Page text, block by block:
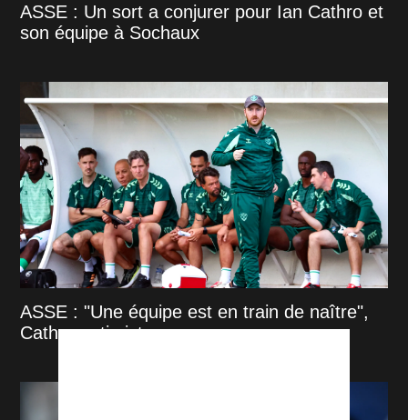
ASSE : Un sort a conjurer pour Ian Cathro et
son équipe à Sochaux
ASSE : "Une équipe est en train de naître",
Cathro optimiste